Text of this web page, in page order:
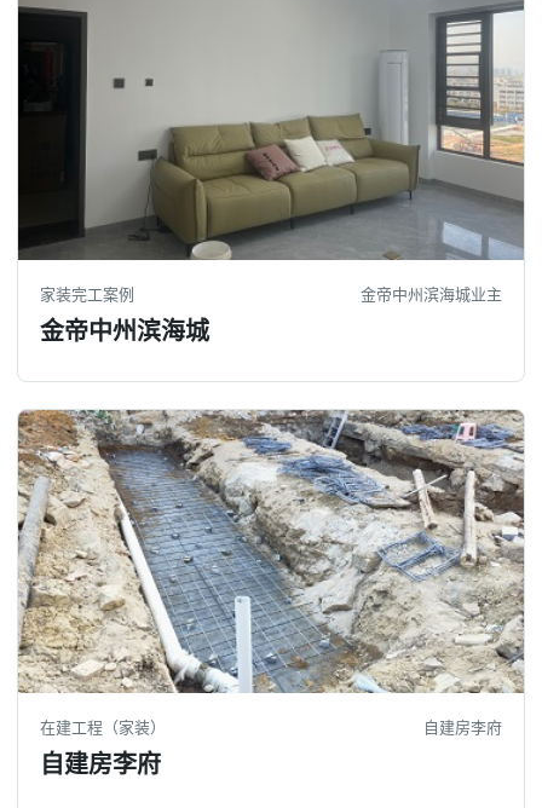
家装完工案例 金帝中州滨海城业主
金帝中州滨海城
在建工程（家装） 自建房李府
自建房李府